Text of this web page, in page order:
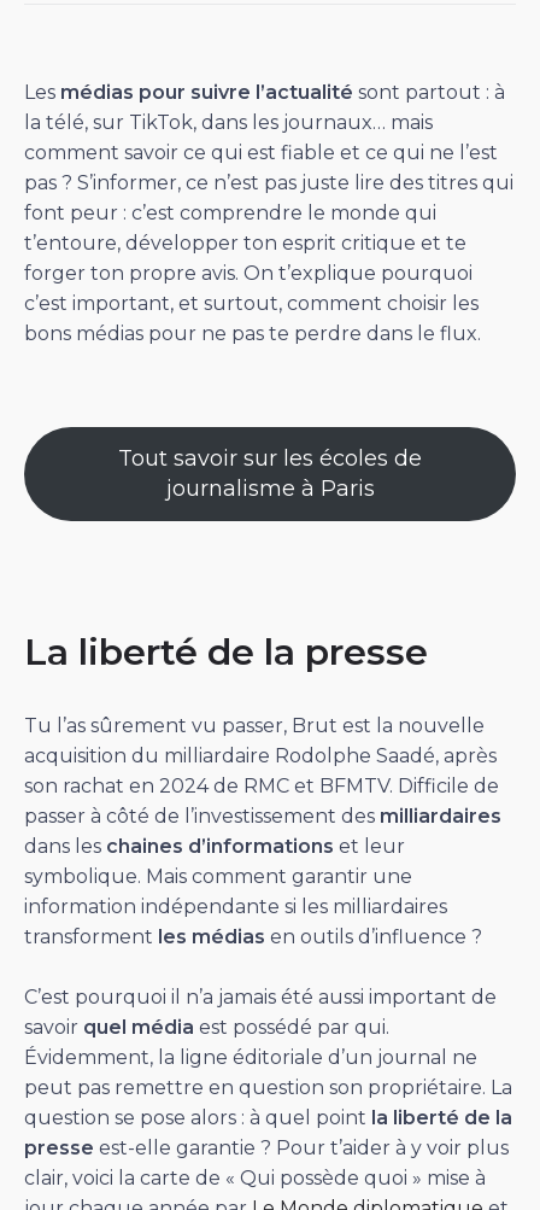
Les médias pour suivre l’actualité sont partout : à
la télé, sur TikTok, dans les journaux… mais
comment savoir ce qui est fiable et ce qui ne l’est
pas ? S’informer, ce n’est pas juste lire des titres qui
font peur : c’est comprendre le monde qui
t’entoure, développer ton esprit critique et te
forger ton propre avis. On t’explique pourquoi
c’est important, et surtout, comment choisir les
bons médias pour ne pas te perdre dans le flux.
Tout savoir sur les écoles de
journalisme à Paris
La liberté de la presse
Tu l’as sûrement vu passer, Brut est la nouvelle
acquisition du milliardaire Rodolphe Saadé, après
son rachat en 2024 de RMC et BFMTV. Difficile de
passer à côté de l’investissement des milliardaires
dans les chaines d’informations et leur
symbolique. Mais comment garantir une
information indépendante si les milliardaires
transforment les médias en outils d’influence ?
C’est pourquoi il n’a jamais été aussi important de
savoir quel média est possédé par qui.
Évidemment, la ligne éditoriale d’un journal ne
peut pas remettre en question son propriétaire. La
question se pose alors : à quel point la liberté de la
presse est-elle garantie ? Pour t’aider à y voir plus
clair, voici la carte de « Qui possède quoi » mise à